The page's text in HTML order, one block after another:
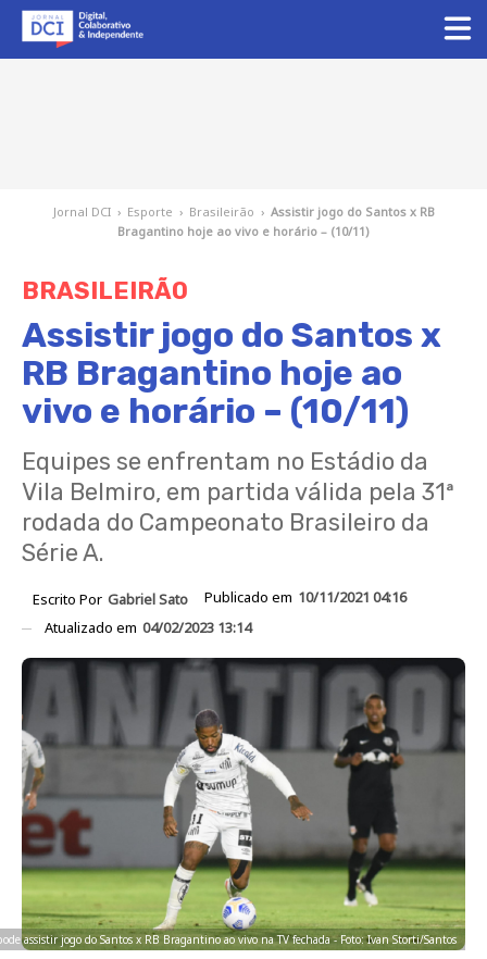
Jornal DCI › Esporte › Brasileirão › Assistir jogo do Santos x RB
Bragantino hoje ao vivo e horário – (10/11)
BRASILEIRÃO
Assistir jogo do Santos x
RB Bragantino hoje ao
vivo e horário – (10/11)
Equipes se enfrentam no Estádio da
Vila Belmiro, em partida válida pela 31ª
rodada do Campeonato Brasileiro da
Série A.
Escrito Por Gabriel Sato Publicado em 10/11/2021 04:16
Atualizado em 04/02/2023 13:14
assistir jogo do Santos x RB Bragantino ao vivo na TV fechada - Foto: Ivan Storti/Santos